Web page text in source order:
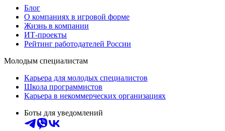
Блог
О компаниях в игровой форме
Жизнь в компании
ИТ-проекты
Рейтинг работодателей России
Молодым специалистам
Карьера для молодых специалистов
Школа программистов
Карьера в некоммерческих организациях
Боты для уведомлений